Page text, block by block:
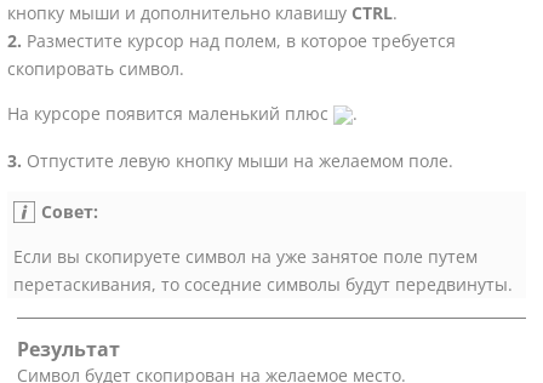
кнопку мыши и дополнительно клавишу CTRL.
Разместите курсор над полем, в которое требуется
скопировать символ.
На курсоре появится маленький плюс
.
Отпустите левую кнопку мыши на желаемом поле.
Совет:
Если вы скопируете символ на уже занятое поле путем
перетаскивания, то соседние символы будут передвинуты.
Результат
Символ будет скопирован на желаемое место.